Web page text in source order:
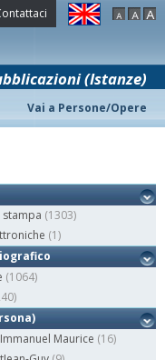
(Istanze)
Vai a Persone/Opere
stampa (1303)
(1)
(1064)
Maurice (16)